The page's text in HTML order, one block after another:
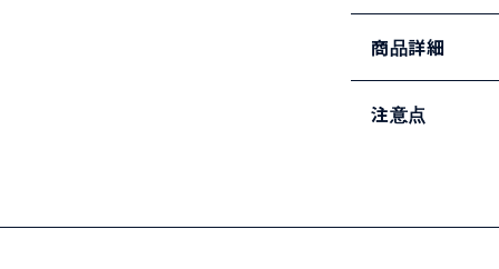
商品詳細
注意点